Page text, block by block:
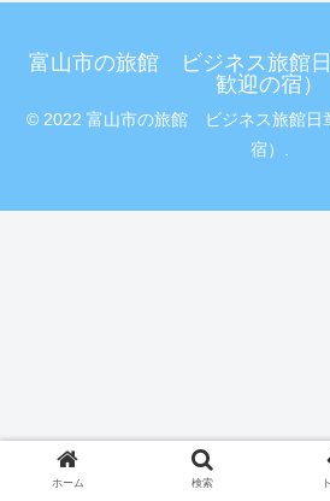
富山市の旅館 ビジネス旅館
歓迎の宿）
© 2022 富山市の旅館 ビジネス旅館日
宿）.
ホーム 検索